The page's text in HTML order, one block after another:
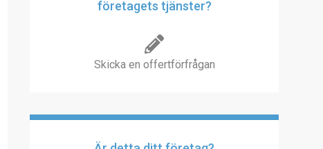
företagets tjänster?
Skicka en offertförfrågan